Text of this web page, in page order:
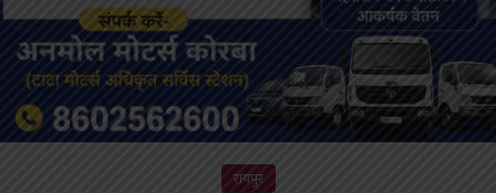
रायपुर